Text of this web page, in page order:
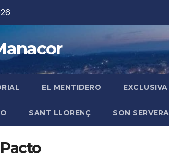
EL MENTIDERO EXCLUSIVA
SANT LLORENÇ SON SERVERA
Pacto